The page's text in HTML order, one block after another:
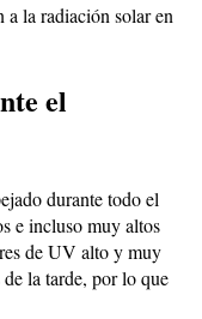
a la radiación solar en
el
durante todo el
e incluso muy altos
de UV alto y muy
la tarde, por lo que